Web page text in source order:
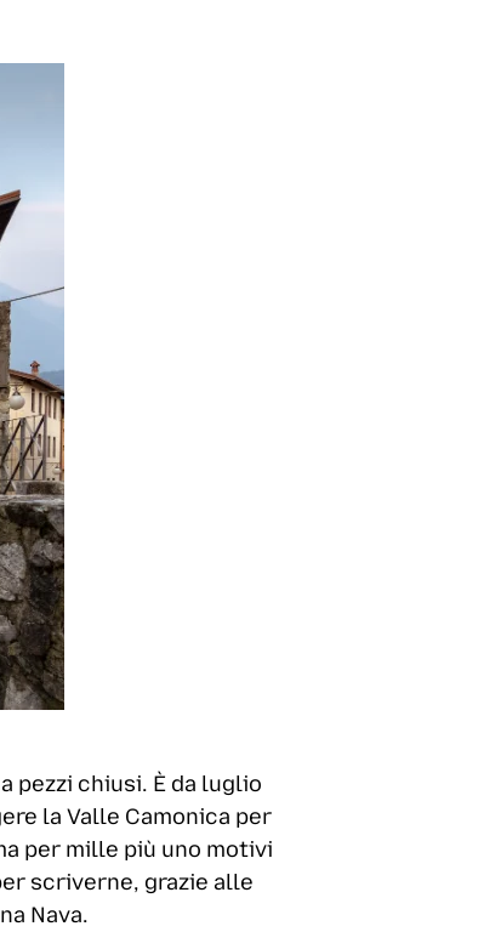
pezzi chiusi. È da luglio
la Valle Camonica per
per mille più uno motivi
scriverne, grazie alle
Nava.